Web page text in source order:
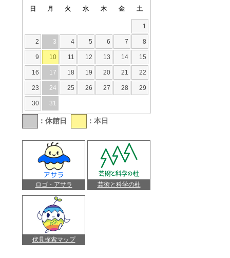
日 月 火 水 木 金 土
1
2 3 4 5 6 7 8
9 10 11 12 13 14 15
16 17 18 19 20 21 22
23 24 25 26 27 28 29
30 31
：休館日 ：本日
ロゴ・アサラ 芸術と科学の杜
伏見探索マップ